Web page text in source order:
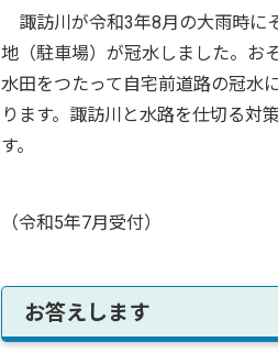
諏訪川が令和3年8月の大雨時に
地（駐車場）が冠水しました。お
水田をつたって自宅前道路の冠水
ります。諏訪川と水路を仕切る対
す。
（令和5年7月受付）
お答えします